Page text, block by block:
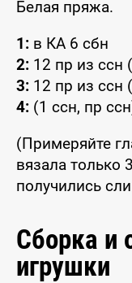
Белая пряжа.
1: в КА 6 сбн
2: 12 пр из ссн
3: 12 пр из ссн
4: (1 ссн, пр
(Примеряйте
вязала только
получились
Сборка и
игрушки